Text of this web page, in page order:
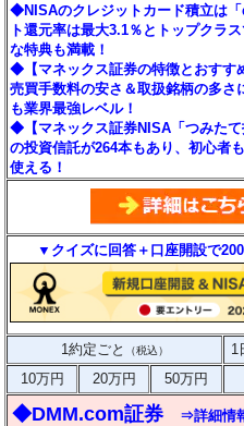
◆NISAのクレジットカード積立は
ト還元率は最大3.1％とトップクラ
な特典も満載！
◆【マネックス証券の特徴とおすす
売買手数料の安さ＆取扱銘柄の多
も業界最強レベル！
◆【マネックス証券NISA「つみた
の投資信託が264本もあり、初心者
使える！
▼クイズに回答＋口座開設で
1約定ごと （税込） 1
10万円
20万円 50万円
◆DMM.com証券 ⇒詳細情